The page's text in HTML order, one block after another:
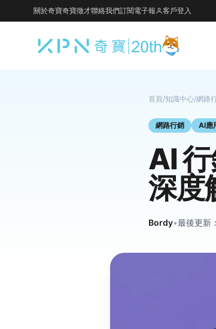
關於奇寶奇寶徵才聯絡我們訂閱電子報 客戶登入
首頁/知識中心/網路
網路行銷 AI應
AI
深度
Bordy•最後更新：